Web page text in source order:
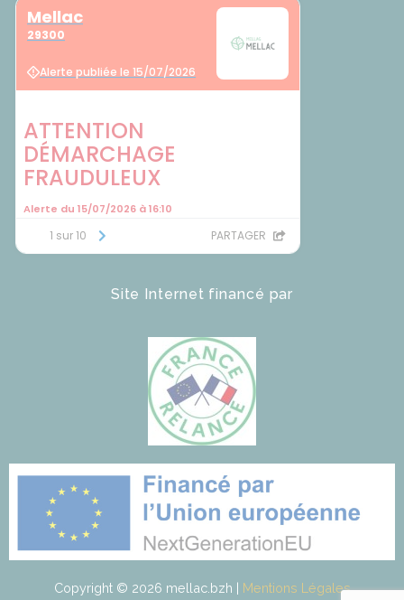
Site Internet financé par
Copyright © 2026 mellac.bzh | Mentions Légales